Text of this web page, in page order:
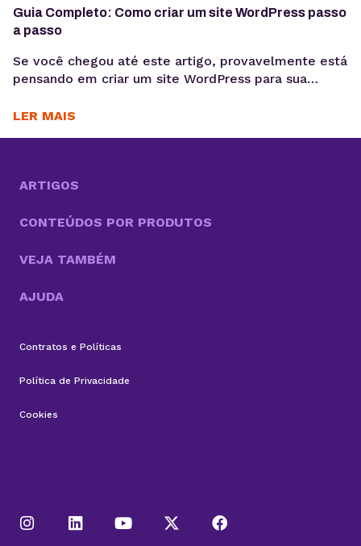
Guia Completo: Como criar um site WordPress passo
a passo
Se você chegou até este artigo, provavelmente está
pensando em criar um site WordPress para sua
qual for o objetivo, escolher WordPress como
sinônimo...
LER MAIS
ARTIGOS
CONTEÚDOS POR PRODUTOS
VEJA TAMBÉM
AJUDA
Contratos e Políticas
Política de Privacidade
Cookies